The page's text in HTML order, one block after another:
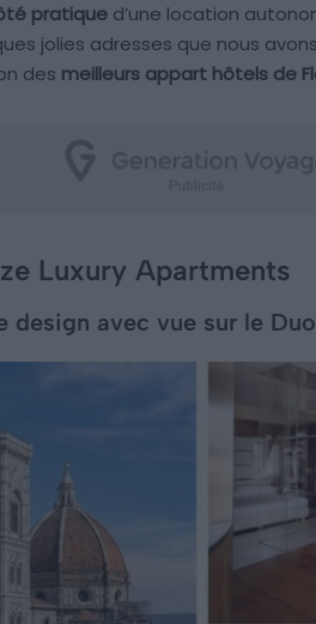
pratique d’une location
jolies adresses que nous
des meilleurs appart hôtels de
Luxury Apartments
design avec vue sur le